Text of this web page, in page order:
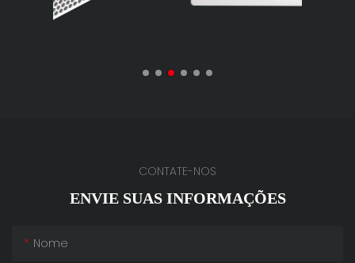
CONTATE-NOS
ENVIE SUAS INFORMAÇÕES
Nome